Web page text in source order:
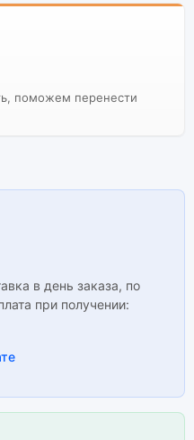
поможем перенести
в день заказа, по
при получении: